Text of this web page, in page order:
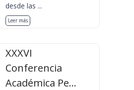
desde las ...
Leer más
XXXVI
Conferencia
Académica Pe...